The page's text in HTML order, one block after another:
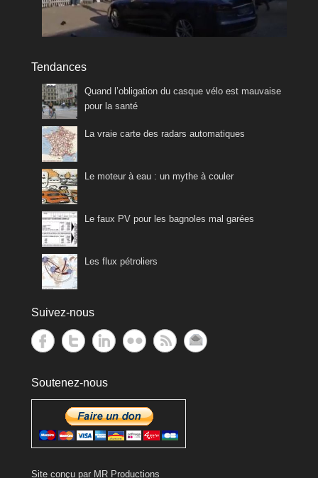
Tendances
Quand l’obligation du casque vélo est mauvaise
pour la santé
La vraie carte des radars automatiques
Le moteur à eau : un mythe à couler
Le faux PV pour les bagnoles mal garées
Les flux pétroliers
Suivez-nous
Soutenez-nous
Site conçu par MR Productions